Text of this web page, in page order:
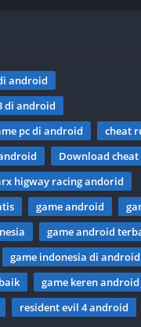
android
di android
pc di android
cheat
Download cheat
higway racing andorid
game android
game android
game indonesia di android
game keren android
resident evil 4 android